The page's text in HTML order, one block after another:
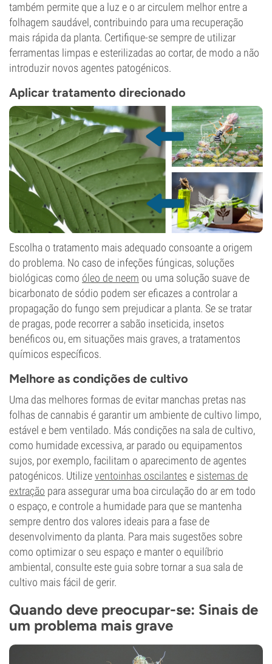
também permite que a luz e o ar circulem melhor entre a
folhagem saudável, contribuindo para uma recuperação
mais rápida da planta. Certifique-se sempre de utilizar
ferramentas limpas e esterilizadas ao cortar, de modo a não
introduzir novos agentes patogénicos.
Aplicar tratamento direcionado
Escolha o tratamento mais adequado consoante a origem
do problema. No caso de infeções fúngicas, soluções
biológicas como óleo de neem ou uma solução suave de
bicarbonato de sódio podem ser eficazes a controlar a
propagação do fungo sem prejudicar a planta. Se se tratar
de pragas, pode recorrer a sabão inseticida, insetos
benéficos ou, em situações mais graves, a tratamentos
químicos específicos.
Melhore as condições de cultivo
Uma das melhores formas de evitar manchas pretas nas
folhas de cannabis é garantir um ambiente de cultivo limpo,
estável e bem ventilado. Más condições na sala de cultivo,
como humidade excessiva, ar parado ou equipamentos
sujos, por exemplo, facilitam o aparecimento de agentes
patogénicos. Utilizeventoinhas oscilantes e sistemas de
extração para assegurar uma boa circulação do ar em todo
o espaço, e controle a humidade para que se mantenha
sempre dentro dos valores ideais para a fase de
desenvolvimento da planta. Para mais sugestões sobre
como optimizar o seu espaço e manter o equilíbrio
ambiental, consulte este guia sobre tornar a sua sala de
cultivo mais fácil de gerir.
Quando deve preocupar-se: Sinais de
um problema mais grave